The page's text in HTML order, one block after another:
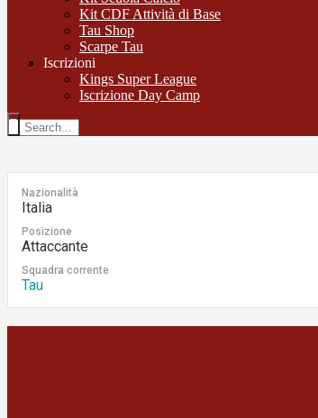
Kit CDF Attività di Base
Tau Shop
Scarpe Tau
Iscrizioni
Kings Super League
Iscrizione Day Camp
Nazionalità
Italia
Posizione
Attaccante
Squadra corrente
Tau